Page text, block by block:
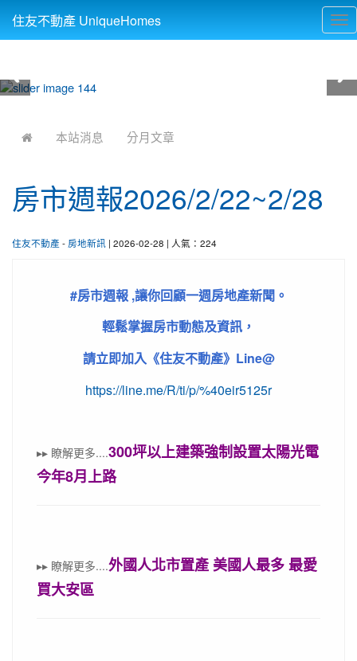
住友不動產 UniqueHomes
本站消息 分月文章
房市週報2026/2/22~2/28
住友不動產 - 房地新訊 | 2026-02-28 | 人氣：224
#房市週報 ,讓你回顧一週房地產新聞。
輕鬆掌握房市動態及資訊，
請立即加入《住友不動產》 Line@
https://line.me/R/ti/p/%40eir5125r
▸▸ 瞭解更多....300坪以上建築強制設置太陽光電
今年8月上路
▸▸ 瞭解更多....外國人北市置產 美國人最多 最愛
買大安區